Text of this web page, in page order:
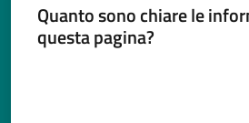
Quanto sono chiare le
questa pagina?